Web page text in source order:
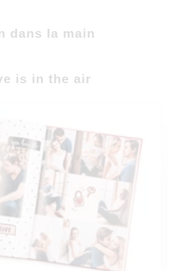
dans la main
is in the air